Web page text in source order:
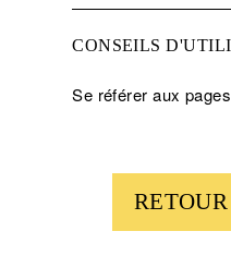
CONSEILS
Se référer aux